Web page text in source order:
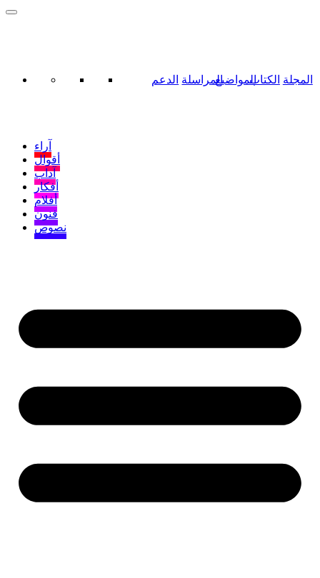
الدعم المراسلةالمواضيعالكتاب المجلة
آراء
أقوال
آداب
أفكار
أفلام
فنون
نصوص